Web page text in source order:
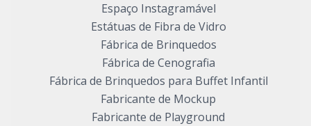
Espaço Instagramável
Estátuas de Fibra de Vidro
Fábrica de Brinquedos
Fábrica de Cenografia
Fábrica de Brinquedos para Buffet Infantil
Fabricante de Mockup
Fabricante de Playground